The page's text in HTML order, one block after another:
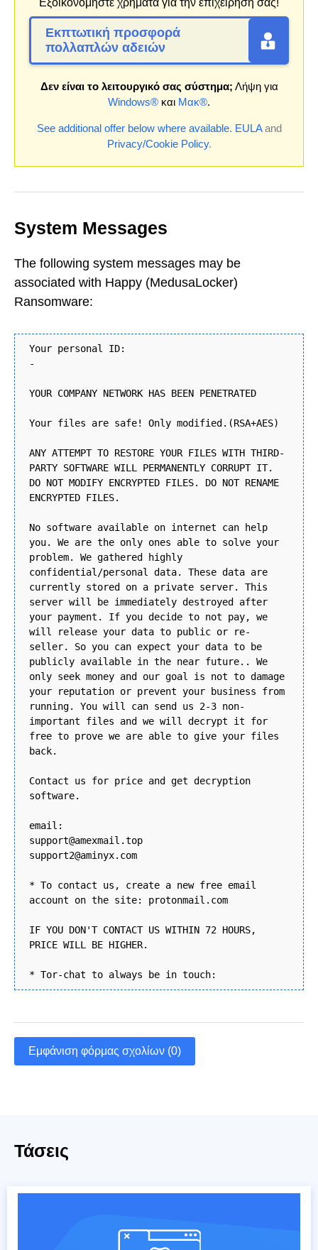
Εξοικονομήστε χρήματα για την επιχείρησή σας!
Εκπτωτική προσφορά
πολλαπλών αδειών
Δεν είναι το λειτουργικό σας σύστημα; Λήψη για
Windows® και Μακ®.
See additional offer below where available. EULAand
Privacy/Cookie Policy.
System Messages
The following system messages may be
associated with Happy (MedusaLocker)
Ransomware:
Your personal ID:
-
YOUR COMPANY NETWORK HAS BEEN PENETRATED
Your files are safe! Only modified.(RSA+AES)
ANY ATTEMPT TO RESTORE YOUR FILES WITH THIRD-
PARTY SOFTWARE WILL PERMANENTLY CORRUPT IT.
DO NOT MODIFY ENCRYPTED FILES. DO NOT RENAME
ENCRYPTED FILES.
No software available on internet can help
you. We are the only ones able to solve your
problem. We gathered highly
confidential/personal data. These data are
currently stored on a private server. This
server will be immediately destroyed after
your payment. If you decide to not pay, we
will release your data to public or re-
seller. So you can expect your data to be
publicly available in the near future.. We
only seek money and our goal is not to damage
your reputation or prevent your business from
running. You will can send us 2-3 non-
important files and we will decrypt it for
free to prove we are able to give your files
back.
Contact us for price and get decryption
software.
email:
support@amexmail.top
support2@aminyx.com
* To contact us, create a new free email
account on the site: protonmail.com
IF YOU DON'T CONTACT US WITHIN 72 HOURS,
PRICE WILL BE HIGHER.
* Tor-chat to always be in touch:
Εμφάνιση φόρμας σχολίων (0)
Τάσεις